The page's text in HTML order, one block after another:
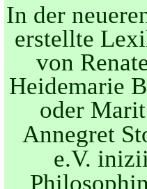
In der
erstellte
von
Heidemarie
oder
Annegret
e.V.